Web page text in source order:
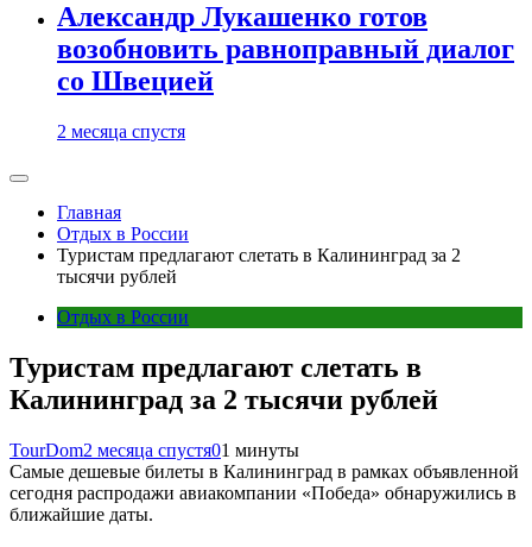
Александр Лукашенко готов
возобновить равноправный диалог
со Швецией
2 месяца спустя
Главная
Отдых в России
Туристам предлагают слетать в Калининград за 2
тысячи рублей
Отдых в России
Туристам предлагают слетать в
Калининград за 2 тысячи рублей
TourDom2 месяца спустя01 минуты
Самые дешевые билеты в Калининград в рамках объявленной
сегодня распродажи авиакомпании «Победа» обнаружились в
ближайшие даты.